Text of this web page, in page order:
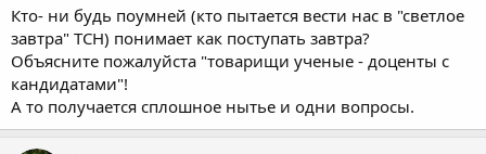
Кто- ни будь поумней (кто пытается вести нас в "светлое
завтра" ТСН) понимает как поступать завтра?
Объясните пожалуйста "товарищи ученые - доценты с
кандидатами"!
А то получается сплошное нытье и одни вопросы.